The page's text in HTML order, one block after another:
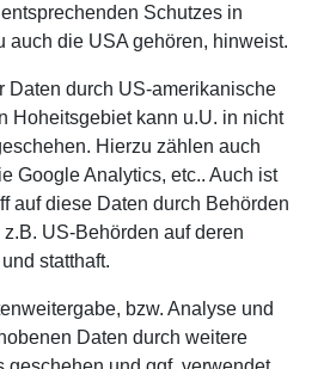
Schutzes in
auch die USA gehören, hinweist.
Daten durch US-amerikanische
Hoheitsgebiet kann u.U. in nicht
Hierzu zählen auch
Google Analytics, etc.. Auch ist
auf diese Daten durch Behörden
US-Behörden auf deren
statthaft.
bzw. Analyse und
Daten durch weitere